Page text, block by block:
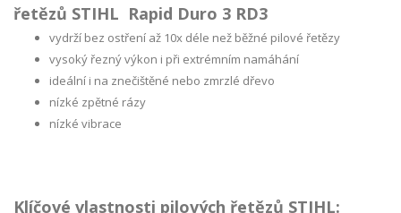
řetězů STIHL Rapid Duro 3 RD3
vydrží bez ostření až 10x déle než běžné pilové řetězy
vysoký řezný výkon i při extrémním namáhání
ideální i na znečištěné nebo zmrzlé dřevo
nízké zpětné rázy
nízké vibrace
Klíčové vlastnosti pilových řetězů STIHL: